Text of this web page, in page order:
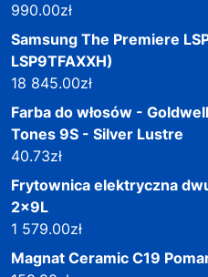
990.00zł
Samsung The Premiere
LSP9TFAXXH)
18 845.00zł
Farba do włosów -
Tones 9S - Silver Lustre
40.73zł
Frytownica elektryczna
2x9L
1 579.00zł
Magnat Ceramic C19